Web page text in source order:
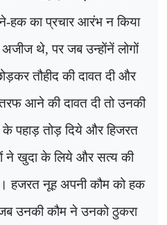
हक का प्रचार आरंभ न किया
अजीज थे,पर जब उन्होंनें लोगों
तौहीद की दावत दी और
आने की दावत दी तो उनकी
पहाड़ तोड़ दिये और हिजरत
ने खुदा के लिये और सत्य की
हजरत नूह अपनी कौम को हक
उनकी कौम ने उनको ठुकरा